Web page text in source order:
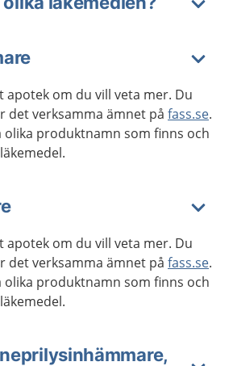
apotek om du vill veta mer. Du
det verksamma ämnet på fass.se.
olika produktnamn som finns och
apotek om du vill veta mer. Du
det verksamma ämnet på fass.se.
olika produktnamn som finns och